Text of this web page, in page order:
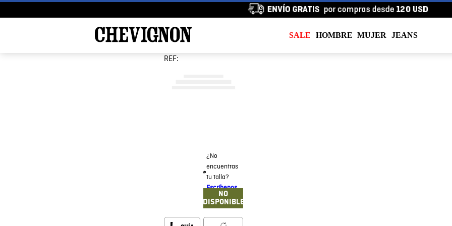
SALE HOMBRE MUJER JEANS
REF:
¿No
encuentras
tu talla?
Escribenos
NO
DISPONIBLE